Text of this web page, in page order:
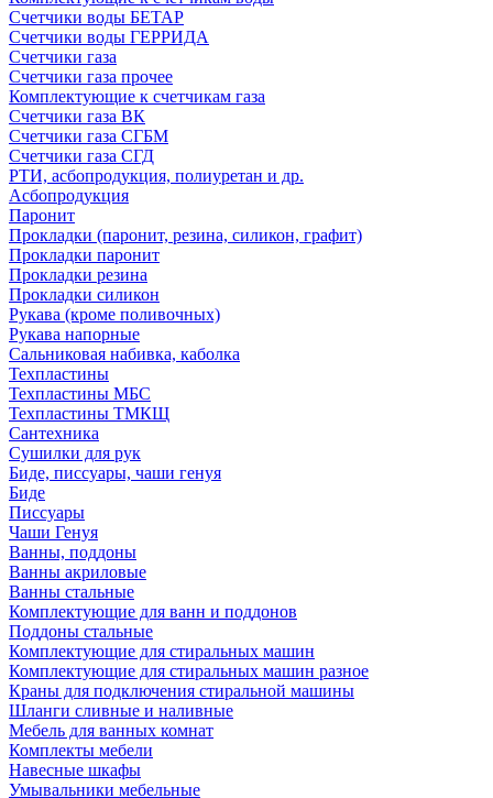
Счетчики воды БЕТАР
Счетчики воды ГЕРРИДА
Счетчики газа
Счетчики газа прочее
Комплектующие к счетчикам газа
Счетчики газа ВК
Счетчики газа СГБМ
Счетчики газа СГД
РТИ, асбопродукция, полиуретан и др.
Асбопродукция
Паронит
Прокладки (паронит, резина, силикон, графит)
Прокладки паронит
Прокладки резина
Прокладки силикон
Рукава (кроме поливочных)
Рукава напорные
Сальниковая набивка, каболка
Техпластины
Техпластины МБС
Техпластины ТМКЩ
Сантехника
Сушилки для рук
Биде, писсуары, чаши генуя
Биде
Писсуары
Чаши Генуя
Ванны, поддоны
Ванны акриловые
Ванны стальные
Комплектующие для ванн и поддонов
Поддоны стальные
Комплектующие для стиральных машин
Комплектующие для стиральных машин разное
Краны для подключения стиральной машины
Шланги сливные и наливные
Мебель для ванных комнат
Комплекты мебели
Навесные шкафы
Умывальники мебельные